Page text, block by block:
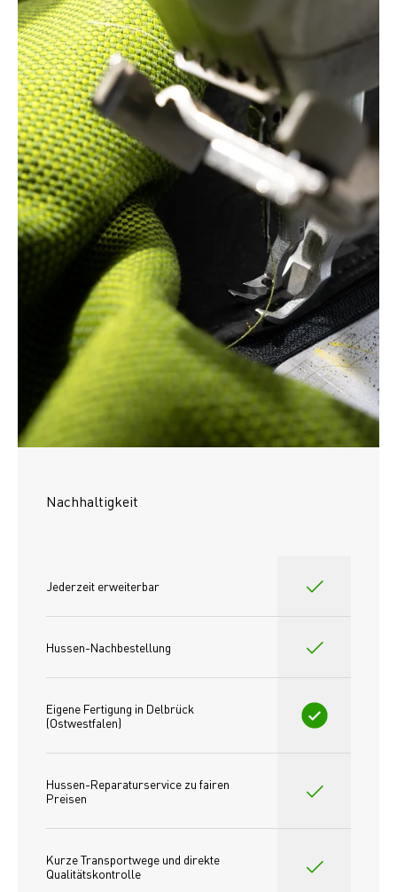
Nachhaltigkeit
Jederzeit erweiterbar
Hussen-Nachbestellung
Eigene Fertigung in Delbrück
(Ostwestfalen)
Hussen-Reparaturservice zu fairen
Preisen​
Kurze Transportwege und direkte
Qualitätskontrolle